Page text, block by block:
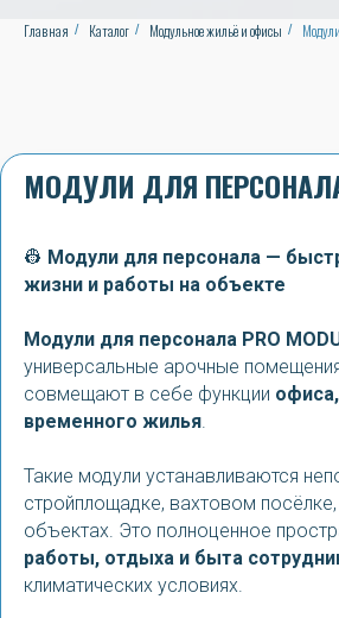
Главная / Каталог / Модульное жильё и офисы /
МОДУЛИ ДЛЯ ПЕРСОНАЛА
👷 Модули для персонала —
жизни и работы на объекте
Модули для персонала PRO
универсальные арочные
совмещают в себе функции
временного жилья.
Такие модули устанавливаются
стройплощадке, вахтовом
объектах. Это полноценное
работы, отдыха и быта
климатических условиях.